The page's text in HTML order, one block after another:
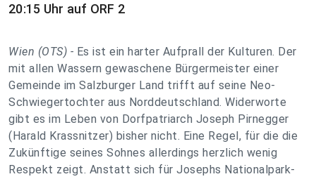
20:15 Uhr auf ORF 2
Wien (OTS) - Es ist ein harter Aufprall der Kulturen. Der
mit allen Wassern gewaschene Bürgermeister einer
Gemeinde im Salzburger Land trifft auf seine Neo-
Schwiegertochter aus Norddeutschland. Widerworte
gibt es im Leben von Dorfpatriarch Joseph Pirnegger
(Harald Krassnitzer) bisher nicht. Eine Regel, für die die
Zukünftige seines Sohnes allerdings herzlich wenig
Respekt zeigt. Anstatt sich für Josephs Nationalpark-